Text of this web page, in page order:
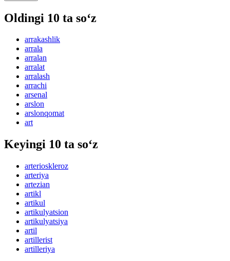
Oldingi 10 ta so‘z
arrakashlik
arrala
arralan
arralat
arralash
arrachi
arsenal
arslon
arslonqomat
art
Keyingi 10 ta so‘z
arterioskleroz
arteriya
artezian
artikl
artikul
artikulyatsion
artikulyatsiya
artil
artillerist
artilleriya